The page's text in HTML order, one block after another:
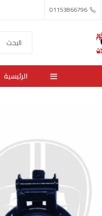
01153866796
الرئيسية